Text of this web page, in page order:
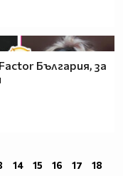
България, за
14 15 16 17 18